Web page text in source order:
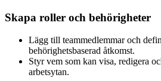
Skapa roller och behörigheter
Lägg till teammedlemmar och
behörighetsbaserad åtkomst.
Styr vem som kan visa, redigera
arbetsytan.